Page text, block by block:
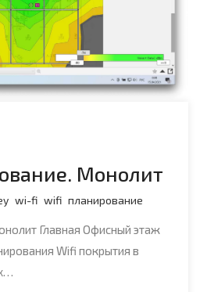
Монолит
wi-fi wifi планирование
Главная Офисный этаж
Wifi покрытия в